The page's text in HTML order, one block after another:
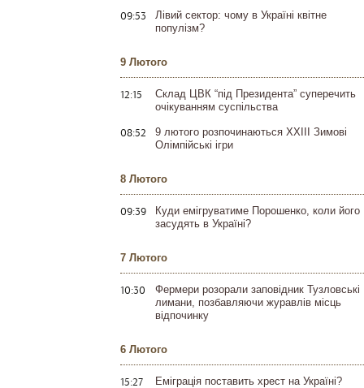
09:53
Лівий сектор: чому в Україні квітне
популізм?
9 Лютого
12:15
Склад ЦВК “під Президента” суперечить
очікуванням суспільства
08:52
9 лютого розпочинаються XXIII Зимові
Олімпійські ігри
8 Лютого
09:39
Куди емігруватиме Порошенко, коли його
засудять в Україні?
7 Лютого
10:30
Фермери розорали заповідник Тузловські
лимани, позбавляючи журавлів місць
відпочинку
6 Лютого
15:27 Еміграція поставить хрест на Україні?